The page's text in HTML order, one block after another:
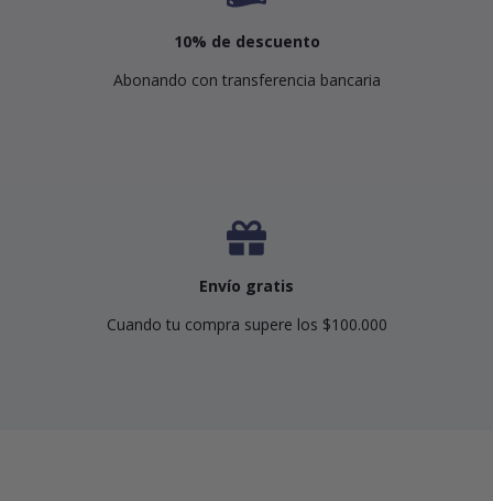
10% de descuento
Abonando con transferencia bancaria
Envío gratis
Cuando tu compra supere los $100.000